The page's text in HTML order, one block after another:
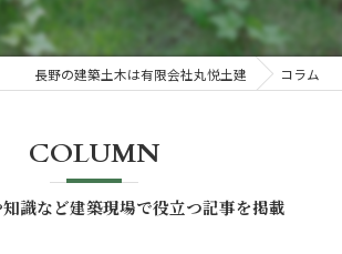
長野の建築土木は有限会社丸悦土建 コラム
COLUMN
識など建築現場で役立つ記事を掲載